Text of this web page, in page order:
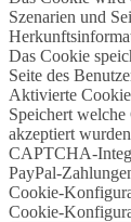
Szenarien und
Das Cookie
Seite des
Aktivierte
Speichert
akzeptiert
CAPTCHA-
PayPal-
Cookie-
Cookie-